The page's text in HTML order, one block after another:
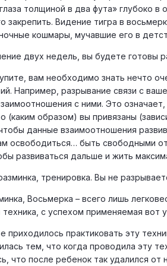
толщиной в два фута» глубоко
закрепить. Видение тигра в
кошмары, мучавшие его в
двух недель, вы будете готовы
вам необходимо знать нечто
Например, разрывание связи с
с ними. Это
(каким образом) вы привязаны
данные взаимоотношения
освободиться… быть свободными
развиваться дальше и жить
тренировка. Вы не
Восьмерка – всего лишь
с успехом применяемая вот
практиковать эту
тем, что когда проводила эту
что после ребенок так удалился